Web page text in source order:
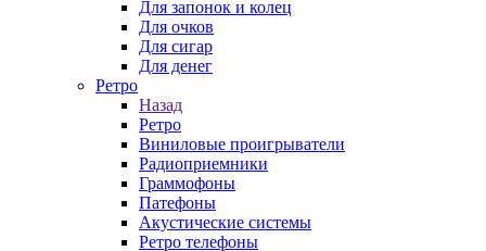
Для запонок и колец
Для очков
Для сигар
Для денег
Ретро
Назад
Ретро
Виниловые проигрыватели
Радиоприемники
Граммофоны
Патефоны
Акустические системы
Ретро телефоны